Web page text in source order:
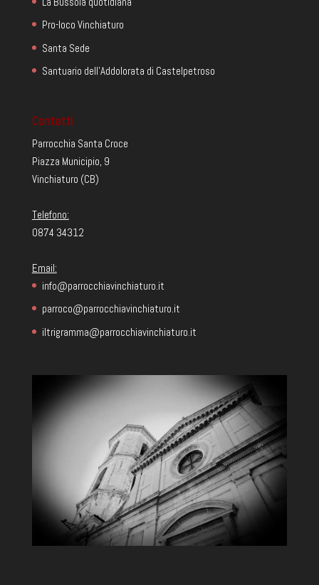
Pro-loco Vinchiaturo
Santa Sede
Santuario dell'Addolorata di Castelpetroso
Contatti
Parrocchia Santa Croce
Piazza Municipio, 9
Vinchiaturo (CB)
Telefono:
0874 34312
Email:
info@parrocchiavinchiaturo.it
parroco@parrocchiavinchiaturo.it
iltrigramma@parrocchiavinchiaturo.it